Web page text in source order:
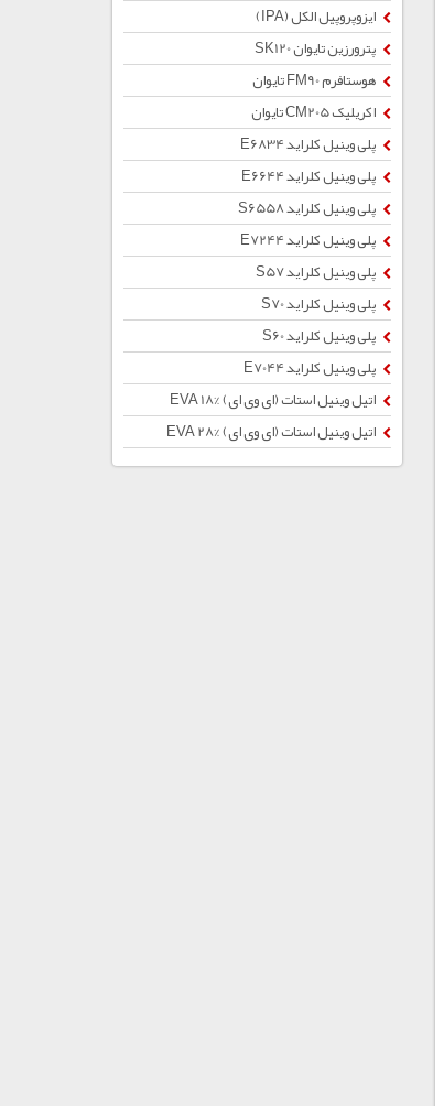
ایزوپروپیل الکل (IPA)
پترورزین تایوان SK120
هوستافرم FM90 تایوان
اکریلیک CM205 تایوان
پلی وینیل کلراید E6834
پلی وینیل کلراید E6644
پلی وینیل کلراید S6558
پلی وینیل کلراید E7244
پلی وینیل کلراید S57
پلی وینیل کلراید S70
پلی وینیل کلراید S60
پلی وینیل کلراید E7044
اتیل وینیل استات (ای وی ای) %EVA 18
اتیل وینیل استات (ای وی ای) %28 EVA